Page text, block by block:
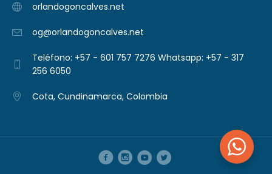
orlandogoncalves.net
og@orlandogoncalves.net
Teléfono: +57 - 601 757 7276 Whatsapp: +57 - 317
256 6050
Cota, Cundinamarca, Colombia